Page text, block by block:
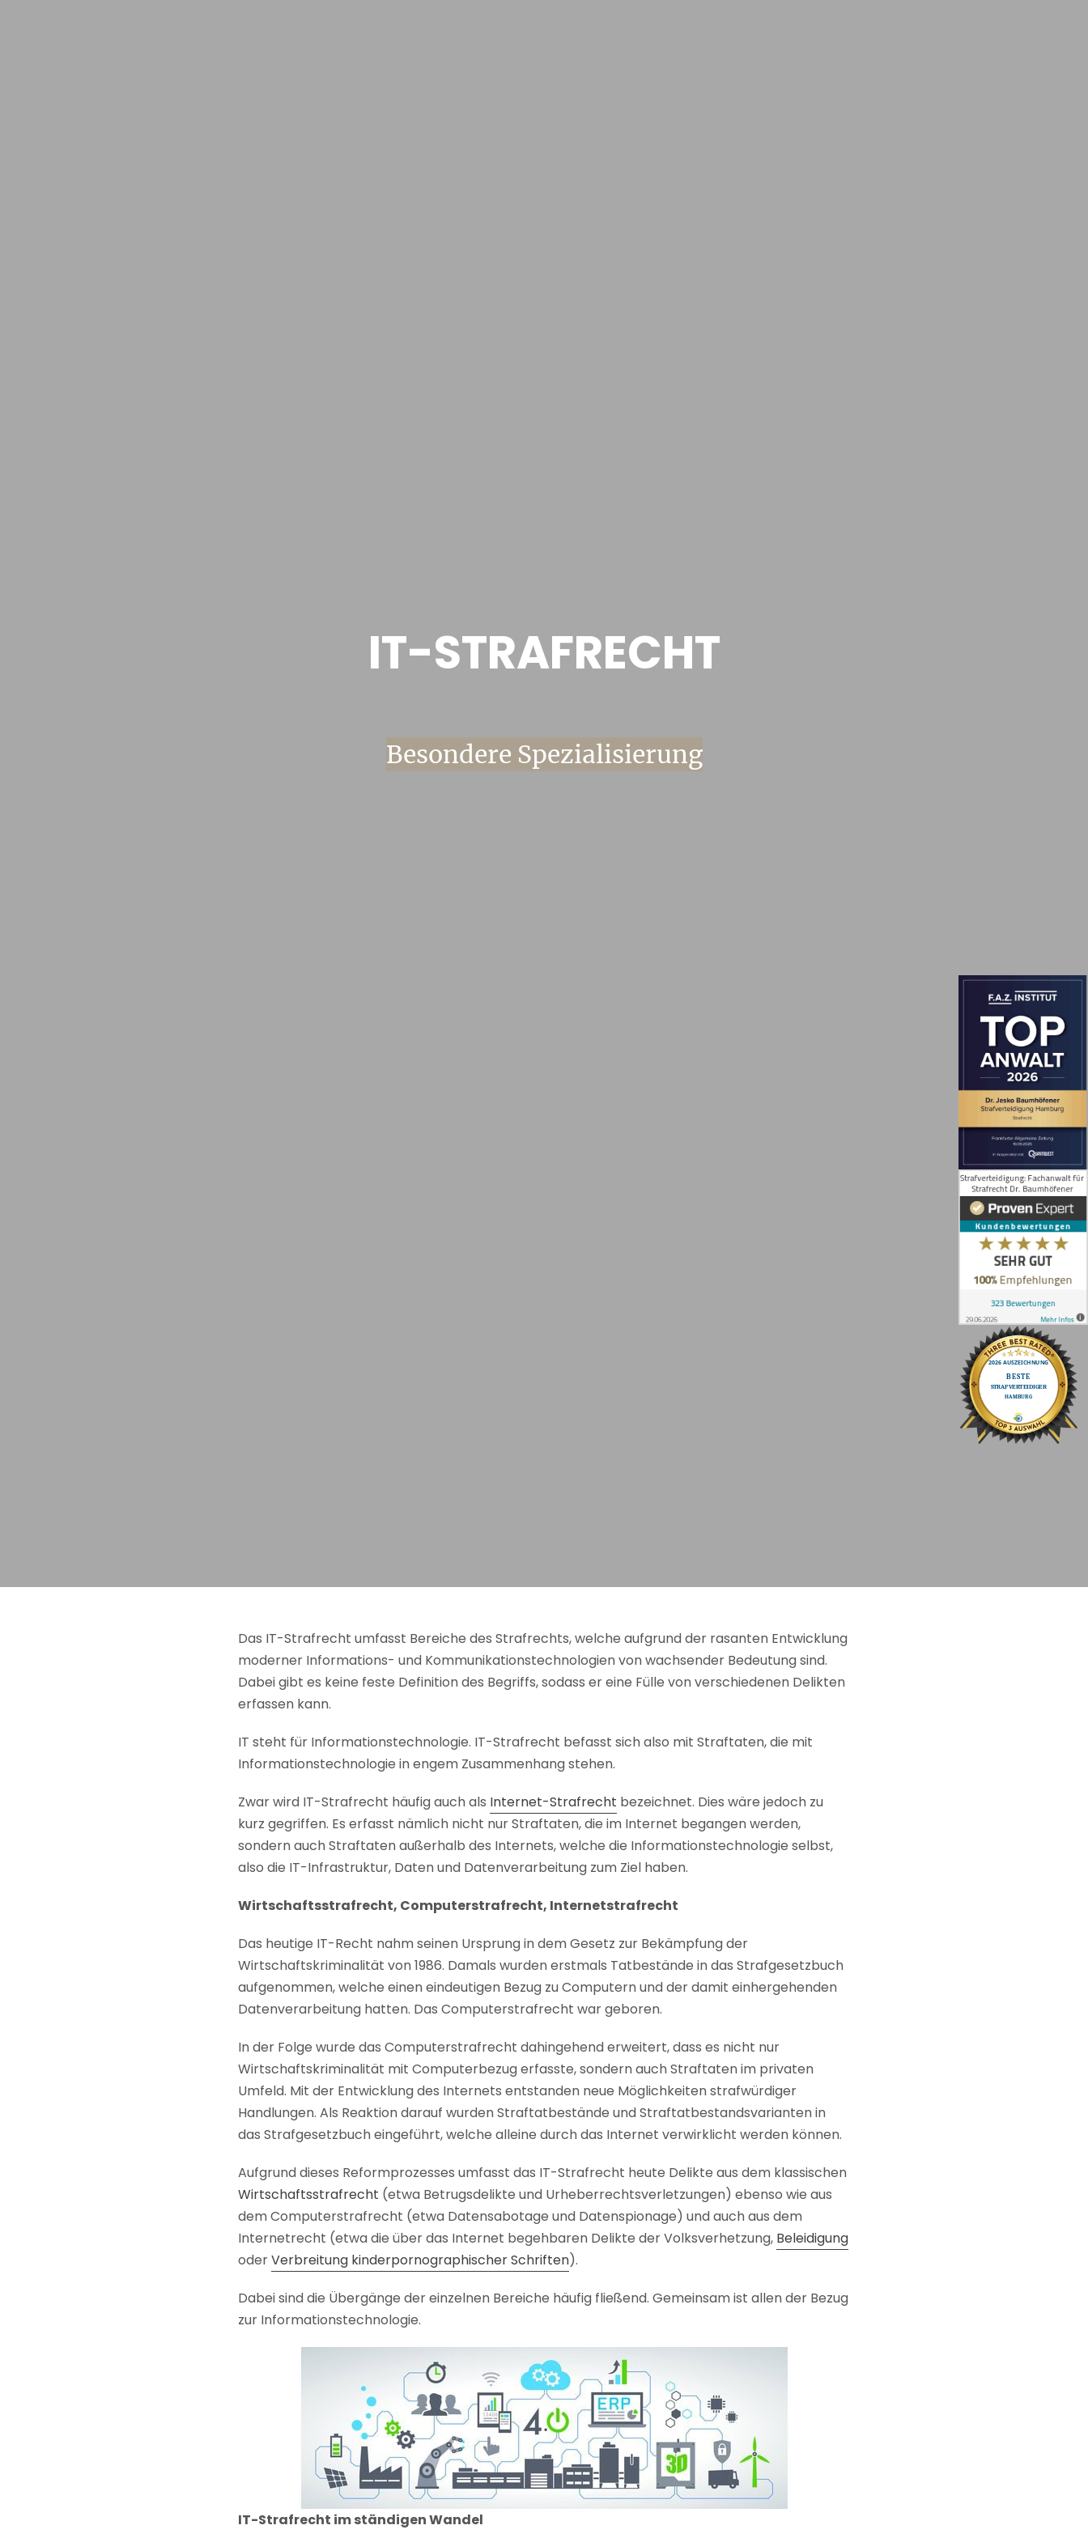
IT-STRAFRECHT
Besondere Spezialisierung
Das IT-Strafrecht umfasst Bereiche des Strafrechts, welche aufgrund der rasanten Entwicklung
moderner Informations- und Kommunikationstechnologien von wachsender Bedeutung sind.
Dabei gibt es keine feste Definition des Begriffs, sodass er eine Fülle von verschiedenen Delikten
erfassen kann.
IT steht für Informationstechnologie. IT-Strafrecht befasst sich also mit Straftaten, die mit
Informationstechnologie in engem Zusammenhang stehen.
Zwar wird IT-Strafrecht häufig auch als Internet-Strafrecht bezeichnet. Dies wäre jedoch zu
kurz gegriffen. Es erfasst nämlich nicht nur Straftaten, die im Internet begangen werden,
sondern auch Straftaten außerhalb des Internets, welche die Informationstechnologie selbst,
also die IT-Infrastruktur, Daten und Datenverarbeitung zum Ziel haben.
Wirtschaftsstrafrecht, Computerstrafrecht, Internetstrafrecht
Das heutige IT-Recht nahm seinen Ursprung in dem Gesetz zur Bekämpfung der
Wirtschaftskriminalität von 1986. Damals wurden erstmals Tatbestände in das Strafgesetzbuch
aufgenommen, welche einen eindeutigen Bezug zu Computern und der damit einhergehenden
Datenverarbeitung hatten. Das Computerstrafrecht war geboren.
In der Folge wurde das Computerstrafrecht dahingehend erweitert, dass es nicht nur
Wirtschaftskriminalität mit Computerbezug erfasste, sondern auch Straftaten im privaten
Umfeld. Mit der Entwicklung des Internets entstanden neue Möglichkeiten strafwürdiger
Handlungen. Als Reaktion darauf wurden Straftatbestände und Straftatbestandsvarianten in
das Strafgesetzbuch eingeführt, welche alleine durch das Internet verwirklicht werden können.
Aufgrund dieses Reformprozesses umfasst das IT-Strafrecht heute Delikte aus dem klassischen
Wirtschaftsstrafrecht (etwa Betrugsdelikte und Urheberrechtsverletzungen) ebenso wie aus
dem Computerstrafrecht (etwa Datensabotage und Datenspionage) und auch aus dem
Internetrecht (etwa die über das Internet begehbaren Delikte der Volksverhetzung, Beleidigung
oderVerbreitung kinderpornographischer Schriften).
Dabei sind die Übergänge der einzelnen Bereiche häufig fließend. Gemeinsam ist allen der Bezug
zur Informationstechnologie.
IT-Strafrecht im ständigen Wandel